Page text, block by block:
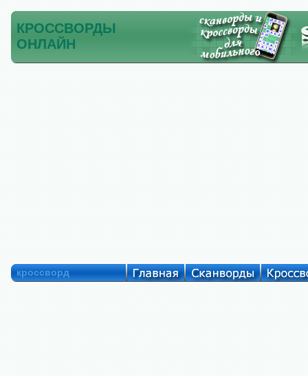
КРОССВОРДЫ
ОНЛАЙН
кроссворд